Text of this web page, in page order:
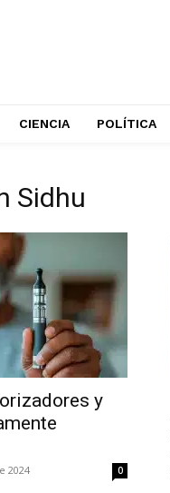
CIENCIA POLÍTICA
Sidhu
y
2024 0